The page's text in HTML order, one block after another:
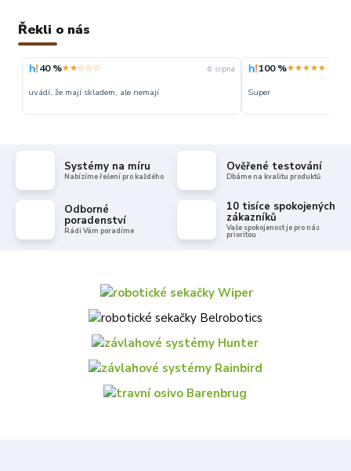
Řekli o nás
40 %★★☆☆☆ 6. srpna
uvádí, že mají skladem, ale nemají
100 %★★★★★
Super
Systémy na míru
Nabízíme řešení pro každého
Ověřené testování
Dbáme na kvalitu produktů
Odborné
poradenství
Rádi Vám poradíme
10 tisíce spokojených
zákazníků
Vaše spokojenost je pro nás
prioritou